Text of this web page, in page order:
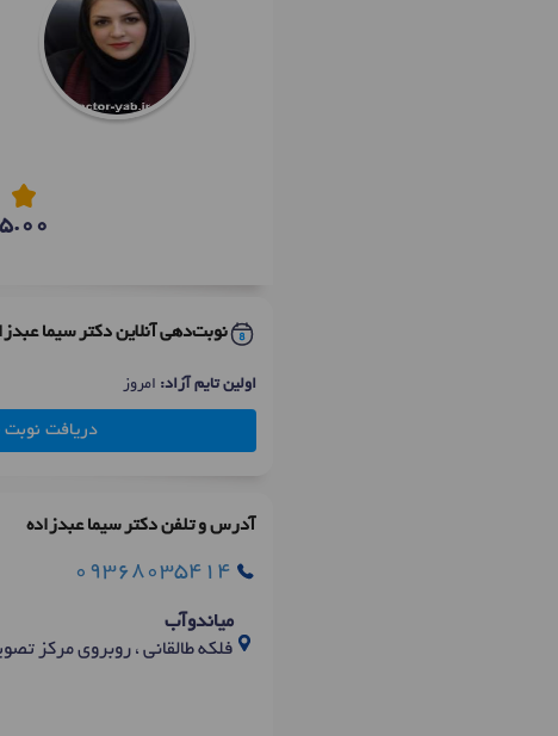
5.00
نوبت‌دهی آنلاین دکتر سیما
اولین تایم آزاد: امروز
دریافت
آدرس و تلفن دکتر سیما عبدزاده
09368035414
میاندوآب
فلکه طالقانی ، روبروی مرکز